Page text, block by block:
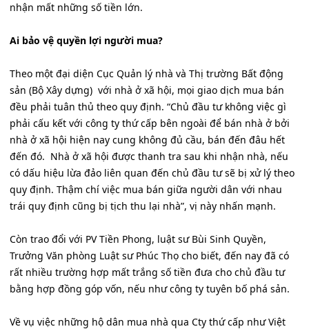
nhận mất những số tiền lớn.
Ai bảo vệ quyền lợi người mua?
Theo một đại diện Cục Quản lý nhà và Thị trường Bất động
sản (Bộ Xây dựng) với nhà ở xã hội, mọi giao dịch mua bán
đều phải tuân thủ theo quy định. “Chủ đầu tư không việc gì
phải cấu kết với công ty thứ cấp bên ngoài để bán nhà ở bởi
nhà ở xã hội hiện nay cung không đủ cầu, bán đến đâu hết
đến đó. Nhà ở xã hội được thanh tra sau khi nhận nhà, nếu
có dấu hiệu lừa đảo liên quan đến chủ đầu tư sẽ bị xử lý theo
quy định. Thậm chí việc mua bán giữa người dân với nhau
trái quy định cũng bị tịch thu lại nhà”, vị này nhấn mạnh.
Còn trao đổi với PV Tiền Phong, luật sư Bùi Sinh Quyền,
Trưởng Văn phòng Luật sư Phúc Thọ cho biết, đến nay đã có
rất nhiều trường hợp mất trắng số tiền đưa cho chủ đầu tư
bằng hợp đồng góp vốn, nếu như công ty tuyên bố phá sản.
Về vụ việc những hộ dân mua nhà qua Cty thứ cấp như Việt